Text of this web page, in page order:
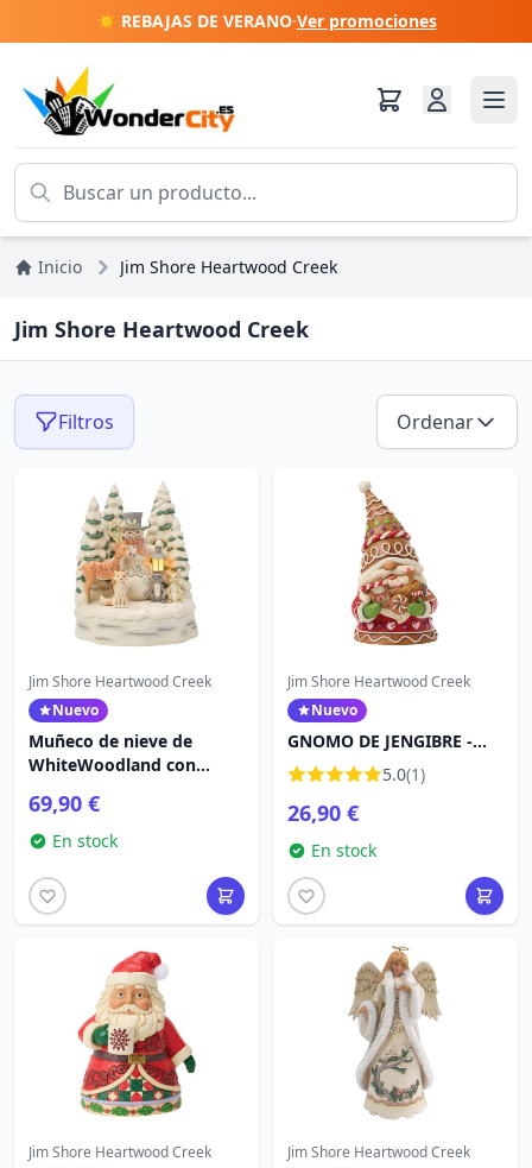
☀️ REBAJAS DE VERANO·Ver promociones
Inicio Jim Shore Heartwood Creek
Jim Shore Heartwood Creek
Filtros Ordenar
Jim Shore Heartwood Creek
Nuevo
Muñeco de nieve de
WhiteWoodland con
Creek
69,90 €
En stock
Jim Shore Heartwood Creek
Nuevo
GNOMO DE JENGIBRE -
HEARTWOOD CREEK
5.0(1)
26,90 €
En stock
Jim Shore Heartwood Creek
Jim Shore Heartwood Creek